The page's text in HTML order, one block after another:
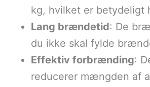
kg, hvilket er betydeligt
Lang brændetid: De
du ikke skal fylde
Effektiv forbrænding:
reducerer mængden af